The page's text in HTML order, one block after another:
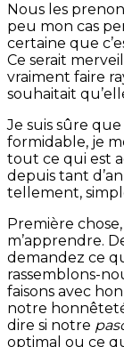
Nous les
peu mon cas
certaine que
Ce serait
vraiment faire
souhaitait
Je suis sûre
formidable, je
tout ce qui est
depuis tant
tellement,
Première
m’apprendre.
demandez ce
rassemblons-
faisons avec
notre
dire si notre
optimal ou ce